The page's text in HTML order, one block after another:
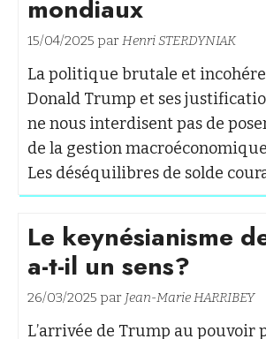
mondiaux
15/04/2025 parHenri STERDYNIAK
La politique brutale et
Donald Trump et ses
ne nous interdisent pas de
de la gestion
Les déséquilibres de solde
Le keynésianisme
a-t-il un sens?
26/03/2025 par Jean-Marie HARRIBEY
L’arrivée de Trump au pouvoir